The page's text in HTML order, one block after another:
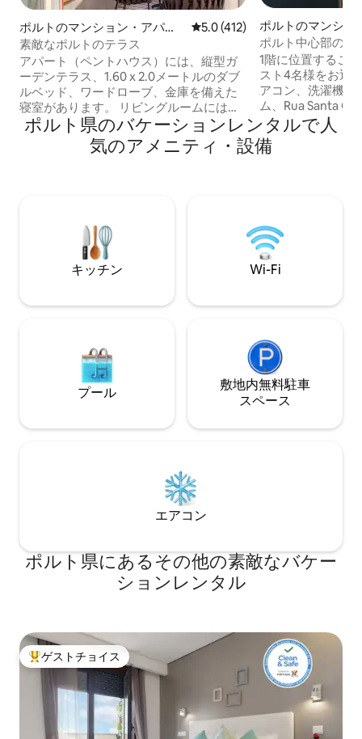
ポルトのマンション・アパー
ト
レビュー412件、5つ星中5.0つ
5.0 (412)
素敵なポルトのテラス
アパート（ペントハウス）には、縦型ガ
ーデンテラス、1.60 x 2.0メートルのダブ
ルベッド、ワードローブ、金庫を備えた
寝室があります。 リビングルームにはソ
ファ、4Kテレビ、ケーブルチャンネル、
Netflix、Rotel Bluetoothサウンドシステ
ム、無料ドリンク付きミニバーがありま
アメニティ（シャワージェル、シャンプ
ー、ボディクリーム）、アイロンとアイ
ロン台を備えたフルバスルーム。
ポルトのマンショ
ート
ポルト中心部の1
ンション・アパー
1階に位置するこ
スト4名様をお迎
アコン、洗濯機、
ム、Rua Santa
ーを備えています
ムは引き戸を通っ
ながり、上の階の
をご利用いただけ
ーベッド、ハイチ
アメニティ、ベビ
ポルト県のバケーションレンタルで人
気のアメニティ・設備
キッチン Wi-Fi
プール
敷地内無料駐⁠車
ス⁠ペ⁠ー⁠ス
エアコン
ポルト県にあるその他の素敵なバケー
ションレンタル
大好評のゲストチョイスです。
ゲストチョイス